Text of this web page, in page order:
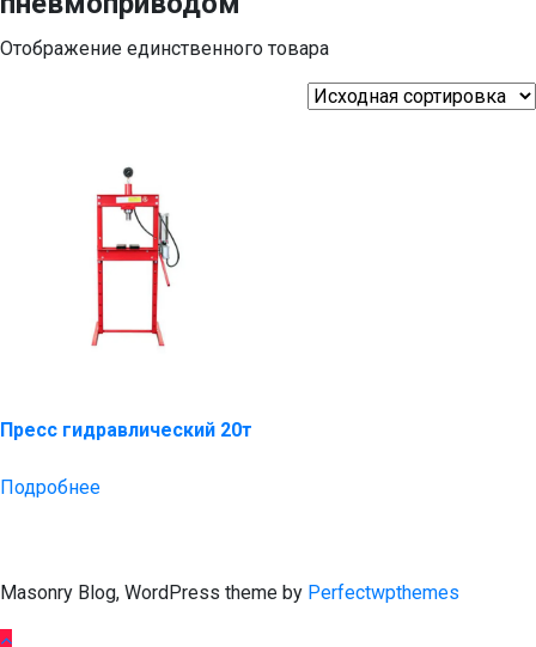
Отображение единственного товара
Пресс гидравлический 20т
Подробнее
Masonry Blog, WordPress theme by Perfectwpthemes